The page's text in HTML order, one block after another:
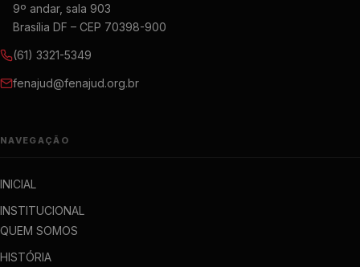
9º andar, sala 903
Brasília DF – CEP 70398-900
(61) 3321-5349
fenajud@fenajud.org.br
NAVEGAÇÃO
INICIAL
INSTITUCIONAL
QUEM SOMOS
HISTÓRIA